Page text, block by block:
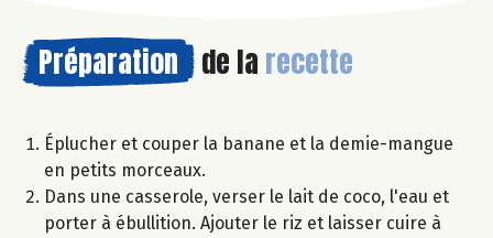
Préparation de la recette
Éplucher et couper la banane et la demie-mangue
en petits morceaux.
Dans une casserole, verser le lait de coco, l'eau et
porter à ébullition. Ajouter le riz et laisser cuire à